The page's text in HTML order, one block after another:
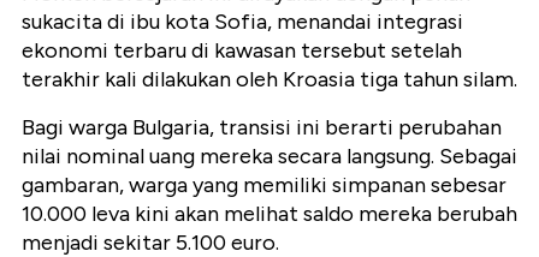
sukacita di ibu kota Sofia, menandai integrasi
ekonomi terbaru di kawasan tersebut setelah
terakhir kali dilakukan oleh Kroasia tiga tahun silam.
Bagi warga Bulgaria, transisi ini berarti perubahan
nilai nominal uang mereka secara langsung. Sebagai
gambaran, warga yang memiliki simpanan sebesar
10.000 leva kini akan melihat saldo mereka berubah
menjadi sekitar 5.100 euro.